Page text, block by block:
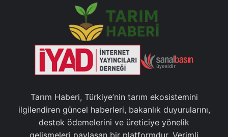
Tarım Haberi, Türkiye’nin tarım ekosistemini
ilgilendiren güncel haberleri, bakanlık duyurularını,
destek ödemelerini ve üreticiye yönelik
gelişmeleri paylaşan bir platformdur. Verimli